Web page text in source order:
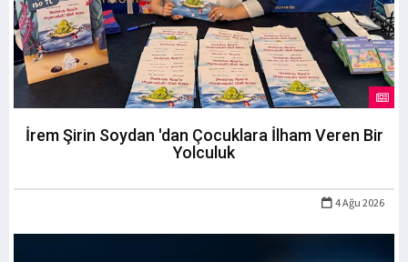
İrem Şirin Soydan 'dan Çocuklara İlham Veren Bir
Yolculuk
4 Ağu 2026